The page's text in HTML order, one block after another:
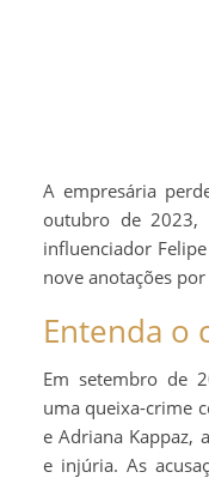
A empresária
outubro de 2023,
influenciador
nove anotações
Entenda o
Em setembro de
uma queixa-crime
e Adriana Kappaz,
e injúria. As